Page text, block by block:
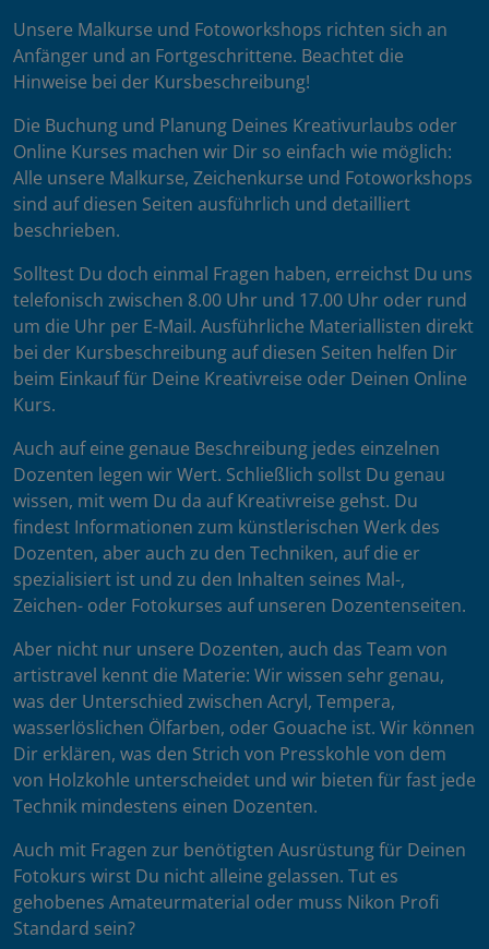
Unsere Malkurse und Fotoworkshops richten sich an
Anfänger und an Fortgeschrittene. Beachtet die
Hinweise bei der Kursbeschreibung!
Die Buchung und Planung Deines Kreativurlaubs oder
Online Kurses machen wir Dir so einfach wie möglich:
Alle unsere Malkurse, Zeichenkurse und Fotoworkshops
sind auf diesen Seiten ausführlich und detailliert
beschrieben.
Solltest Du doch einmal Fragen haben, erreichst Du uns
telefonisch zwischen 8.00 Uhr und 17.00 Uhr oder rund
um die Uhr per E-Mail. Ausführliche Materiallisten direkt
bei der Kursbeschreibung auf diesen Seiten helfen Dir
beim Einkauf für Deine Kreativreise oder Deinen Online
Kurs.
Auch auf eine genaue Beschreibung jedes einzelnen
Dozenten legen wir Wert. Schließlich sollst Du genau
wissen, mit wem Du da auf Kreativreise gehst. Du
findest Informationen zum künstlerischen Werk des
Dozenten, aber auch zu den Techniken, auf die er
spezialisiert ist und zu den Inhalten seines Mal-,
Zeichen- oder Fotokurses auf unseren Dozentenseiten.
Aber nicht nur unsere Dozenten, auch das Team von
artistravel kennt die Materie: Wir wissen sehr genau,
was der Unterschied zwischen Acryl, Tempera,
wasserlöslichen Ölfarben, oder Gouache ist. Wir können
Dir erklären, was den Strich von Presskohle von dem
von Holzkohle unterscheidet und wir bieten für fast jede
Technik mindestens einen Dozenten.
Auch mit Fragen zur benötigten Ausrüstung für Deinen
Fotokurs wirst Du nicht alleine gelassen. Tut es
gehobenes Amateurmaterial oder muss Nikon Profi
Standard sein?